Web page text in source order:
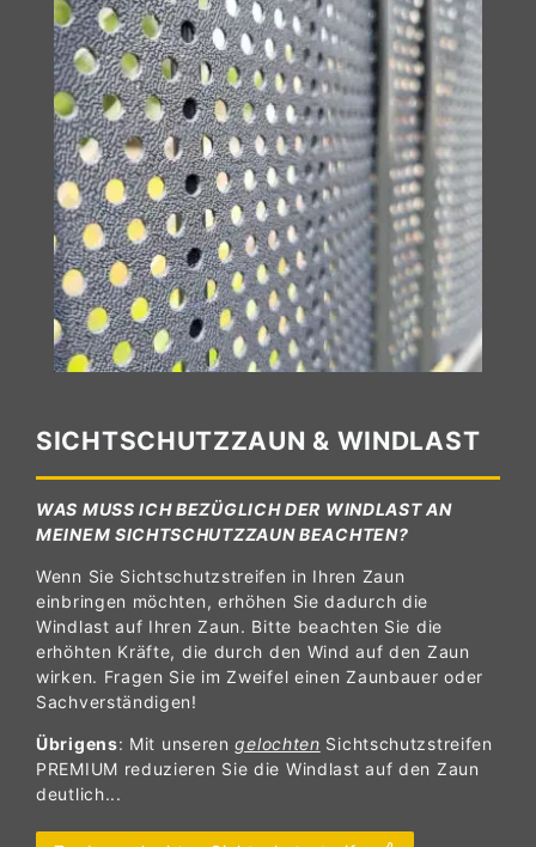
SICHTSCHUTZZAUN & WINDLAST
WAS MUSS ICH BEZÜGLICH DER WINDLAST AN
MEINEM SICHTSCHUTZZAUN BEACHTEN?
Wenn Sie Sichtschutzstreifen in Ihren Zaun
einbringen möchten, erhöhen Sie dadurch die
Windlast auf Ihren Zaun. Bitte beachten Sie die
erhöhten Kräfte, die durch den Wind auf den Zaun
wirken. Fragen Sie im Zweifel einen Zaunbauer oder
Sachverständigen!
Übrigens: Mit unserengelochten Sichtschutzstreifen
PREMIUM reduzieren Sie die Windlast auf den Zaun
deutlich...